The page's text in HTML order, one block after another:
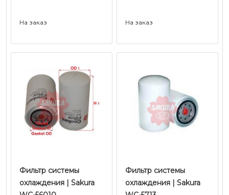
На заказ На заказ
Фильтр системы
охлаждения | Sakura
Фильтр системы
охлаждения | Sakura